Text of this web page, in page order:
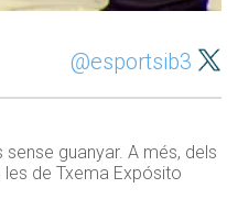
@esportsib3
guanyar. A més, dels
les de Txema Expósito